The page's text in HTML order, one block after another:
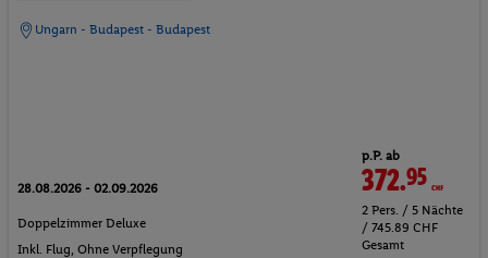
Ungarn - Budapest - Budapest
28.08.2026 - 02.09.2026
Doppelzimmer Deluxe
Inkl. Flug, Ohne Verpflegung
p.P. ab
372.95CHF
2 Pers. / 5 Nächte
/ 745.89 CHF
Gesamt